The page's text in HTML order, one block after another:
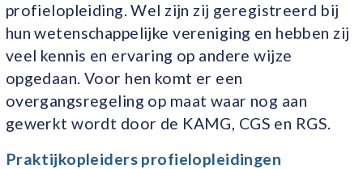
profielopleiding. Wel zijn zij geregistreerd bij
hun wetenschappelijke vereniging en hebben zij
veel kennis en ervaring op andere wijze
opgedaan. Voor hen komt er een
overgangsregeling op maat waar nog aan
gewerkt wordt door de KAMG, CGS en RGS.
Praktijkopleiders profielopleidingen